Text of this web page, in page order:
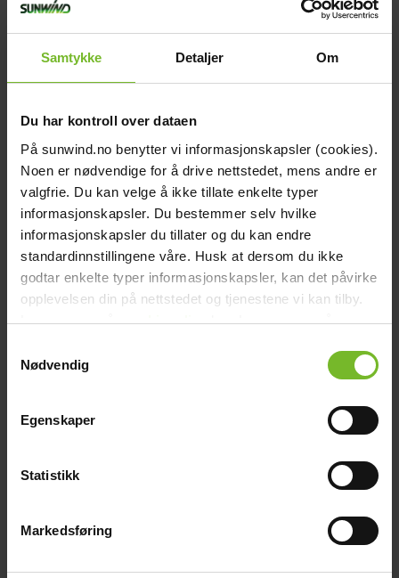
Samtykke Detaljer Om
Du har kontroll over dataen
På sunwind.no benytter vi informasjonskapsler (cookies).
Noen er nødvendige for å drive nettstedet, mens andre er
valgfrie. Du kan velge å ikke tillate enkelte typer
informasjonskapsler. Du bestemmer selv hvilke
informasjonskapsler du tillater og du kan endre
standardinnstillingene våre. Husk at dersom du ikke
godtar enkelte typer informasjonskapsler, kan det påvirke
opplevelsen din på nettstedet og tjenestene vi kan tilby.
Les mer om vårcookiepolicyher. Les mer om våre
Nødvendig
Egenskaper
Statistikk
Markedsføring
Victron GX LTE 4G-E
2 116,-
Tidigare pris:
2 490,-